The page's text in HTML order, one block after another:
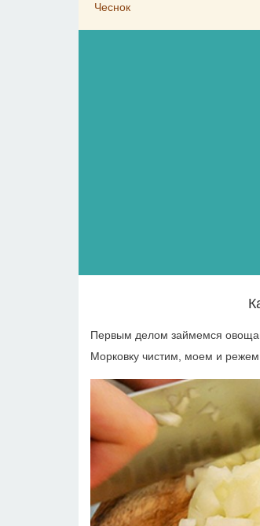
Чеснок
Первым делом займемся
Морковку чистим, моем и режем